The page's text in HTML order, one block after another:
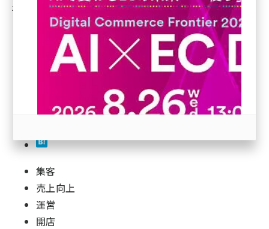
アスクル (1112)
base (1068)
ビィ・フォアード (769)
revico (737)
2017年7月11日 7:00
78
集客
売上向上
運営
開店
参加登録はこちら↑